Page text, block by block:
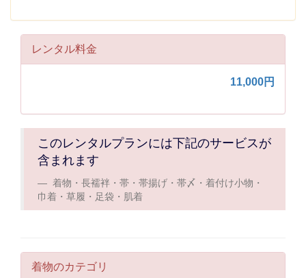
レンタル料金
11,000円
このレンタルプランには下記のサービスが
含まれます
着物・長襦袢・帯・帯揚げ・帯〆・着付け小物・
巾着・草履・足袋・肌着
着物のカテゴリ